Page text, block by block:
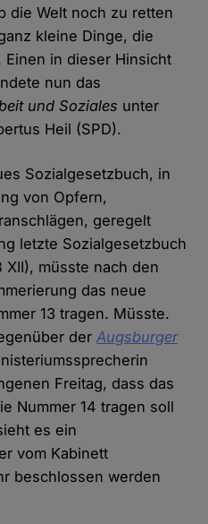
die Welt noch zu retten
kleine Dinge, die
in dieser Hinsicht
nun das
und Soziales unter
Heil (SPD).
Sozialgesetzbuch, in
von Opfern,
geregelt
letzte Sozialgesetzbuch
XII), müsste nach den
das neue
13 tragen. Müsste.
derAugsburger
Freitag, dass das
Nummer 14 tragen soll
es ein
vom Kabinett
beschlossen werden